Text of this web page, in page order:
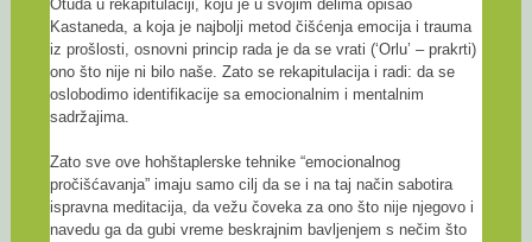
Otuda u rekapitulaciji, koju je u svojim delima opisao
Kastaneda, a koja je najbolji metod čišćenja emocija i trauma
iz prošlosti, osnovni princip rada je da se vrati (‘Orlu’ – prakrti)
ono što nije ni bilo naše. Zato se rekapitulacija i radi: da se
oslobodimo identifikacije sa emocionalnim i mentalnim
sadržajima.
Zato sve ove hohštaplerske tehnike “emocionalnog
pročišćavanja” imaju samo cilj da se i na taj način sabotira
ispravna meditacija, da vežu čoveka za ono što nije njegovo i
navedu ga da gubi vreme beskrajnim bavljenjem s nečim što